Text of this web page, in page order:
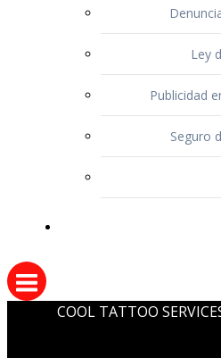
Ley
Publicidad
Seguro
COOL TATTOO